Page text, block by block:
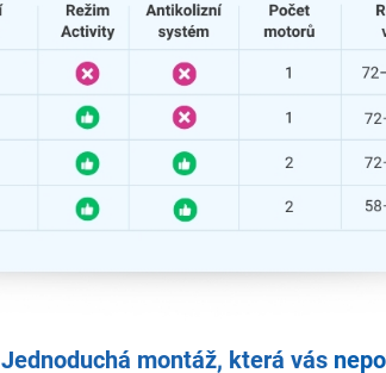
Jednoduchá montáž, která vás